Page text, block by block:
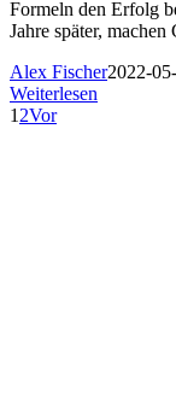
Formeln den Erfolg
Jahre später,
Alex Fischer2022-
Weiterlesen
1 2Vor